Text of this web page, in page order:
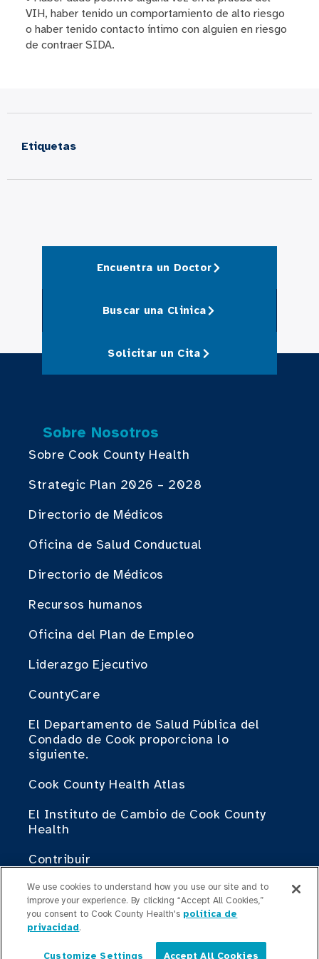
VIH, haber tenido un comportamiento de alto riesgo
o haber tenido contacto íntimo con alguien en riesgo
de contraer SIDA.
Etiquetas
Encuentra un Doctor
Buscar una Clinica
Solicitar un Cita
Sobre Nosotros
Sobre Cook County Health
Strategic Plan 2026 – 2028
Directorio de Médicos
Oficina de Salud Conductual
Directorio de Médicos
Recursos humanos
Oficina del Plan de Empleo
Liderazgo Ejecutivo
CountyCare
El Departamento de Salud Pública del
Condado de Cook proporciona lo
siguiente.
Cook County Health Atlas
El Instituto de Cambio de Cook County
Health
Contribuir
Haciendo Negocios con Cook County
Health
Para Profesionales Médicos
We use cookies to understand how you use our site and to
improve your experience. By clicking “Accept All Cookies,”
you consent to Cook County Health's política de
privacidad.
Customize Settings Accept All Cookies